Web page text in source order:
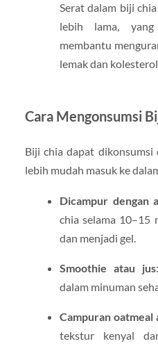
Serat dalam biji
lebih lama,
membantu
lemak dan
Cara Mengonsumsi
Biji chia dapat dikonsumsi
lebih mudah masuk ke
Dicampur dengan
chia selama 10–15
dan menjadi gel.
Smoothie atau jus
dalam minuman
Campuran oatmeal
tekstur kenyal